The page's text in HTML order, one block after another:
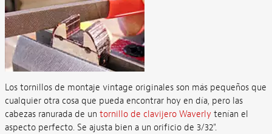
Los tornillos de montaje vintage originales son más pequeños que
cualquier otra cosa que pueda encontrar hoy en día, pero las
cabezas ranurada de un tornillo de clavijero Waverlytenían el
aspecto perfecto. Se ajusta bien a un orificio de 3/32".